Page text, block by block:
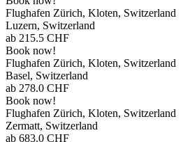
Flughafen Zürich, Kloten, Switzerland
Luzern, Switzerland
ab 215.5 CHF
Book now!
Flughafen Zürich, Kloten, Switzerland
Basel, Switzerland
ab 278.0 CHF
Book now!
Flughafen Zürich, Kloten, Switzerland
Zermatt, Switzerland
ab 683.0 CHF